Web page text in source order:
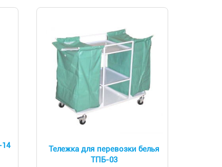
Тележка для перевозки белья
ТПБ-03